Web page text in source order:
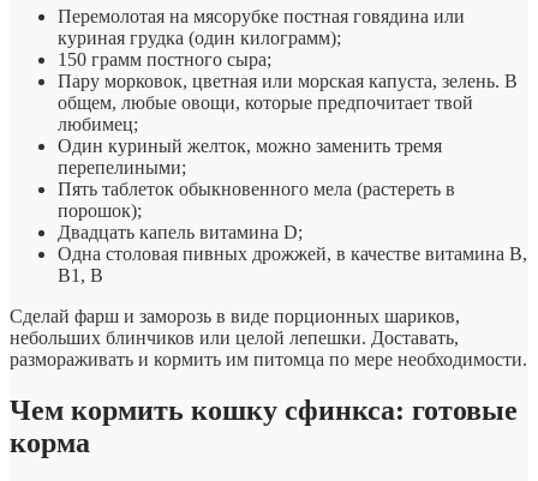
Перемолотая на мясорубке постная говядина или
куриная грудка (один килограмм);
150 грамм постного сыра;
Пару морковок, цветная или морская капуста, зелень. В
общем, любые овощи, которые предпочитает твой
любимец;
Один куриный желток, можно заменить тремя
перепелиными;
Пять таблеток обыкновенного мела (растереть в
порошок);
Двадцать капель витамина D;
Одна столовая пивных дрожжей, в качестве витамина B,
B1, B
Сделай фарш и заморозь в виде порционных шариков,
небольших блинчиков или целой лепешки. Доставать,
размораживать и кормить им питомца по мере необходимости.
Чем кормить кошку сфинкса: готовые
корма